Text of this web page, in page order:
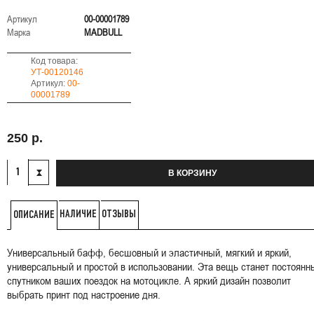
Артикул
00-00001789
Марка
MADBULL
Код товара:
УТ-00120146
Артикул: 00-
00001789
250 р.
В КОРЗИНУ
ОПИСАНИЕ НАЛИЧИЕ ОТЗЫВЫ
Универсальный бафф, бесшовный и эластичный, мягкий и яркий,
универсальный и простой в использовании. Эта вещь станет
спутником ваших поездок на мотоцикле. А яркий дизайн позволит
выбрать принт под настроение дня.